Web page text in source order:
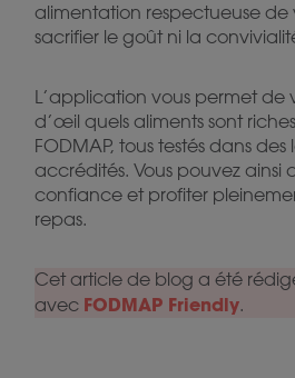
alimentation respectueuse de
sacrifier le goût ni la
L’application vous permet de
d’œil quels aliments sont
FODMAP, tous testés dans
accrédités. Vous pouvez ainsi
confiance et profiter
repas.
Cet article de blog a été
avec FODMAP Friendly.